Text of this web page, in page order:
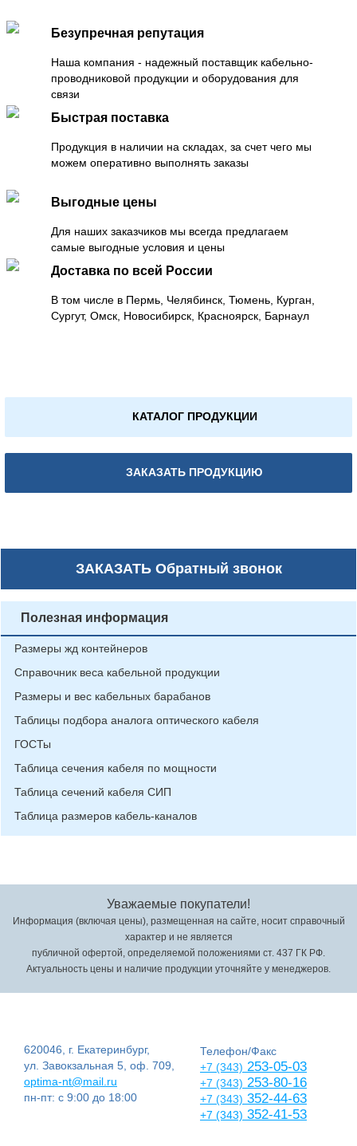
Безупречная репутация
Наша компания - надежный поставщик кабельно-
проводниковой продукции и оборудования для
связи
Быстрая поставка
Продукция в наличии на складах, за счет чего мы
можем оперативно выполнять заказы
Выгодные цены
Для наших заказчиков мы всегда предлагаем
самые выгодные условия и цены
Доставка по всей России
В том числе в Пермь, Челябинск, Тюмень, Курган,
Сургут, Омск, Новосибирск, Красноярск, Барнаул
КАТАЛОГ ПРОДУКЦИИ
ЗАКАЗАТЬ ПРОДУКЦИЮ
ЗАКАЗАТЬОбратный звонок
Полезная информация
Размеры жд контейнеров
Справочник веса кабельной продукции
Размеры и вес кабельных барабанов
Таблицы подбора аналога оптического кабеля
ГОСТы
Таблица сечения кабеля по мощности
Таблица сечений кабеля СИП
Таблица размеров кабель-каналов
Уважаемые покупатели!
Информация (включая цены), размещенная на сайте, носит справочный
характер и не является
публичной офертой, определяемой положениями ст. 437 ГК РФ.
Актуальность цены и наличие продукции уточняйте у менеджеров.
620046, г. Екатеринбург,
ул. Завокзальная 5, оф. 709,
optima-nt@mail.ru
пн-пт: с 9:00 до 18:00
Телефон/Факс
+7 (343) 253-05-03
+7 (343) 253-80-16
+7 (343) 352-44-63
+7 (343) 352-41-53